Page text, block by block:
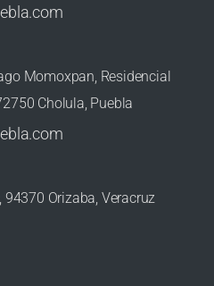
Momoxpan, Residencial
Cholula, Puebla
94370 Orizaba, Veracruz